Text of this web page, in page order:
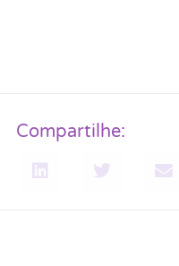
Compartilhe: